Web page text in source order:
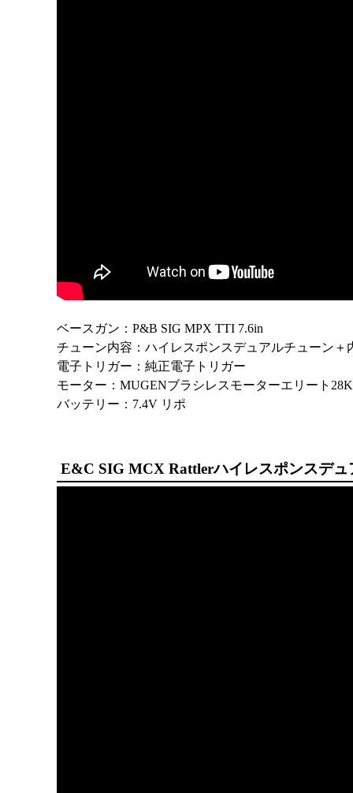
ベースガン：P&B SIG MPX TTI 7.6in
チューン内容：ハイレスポンスデュアルチューン＋
電子トリガー：純正電子トリガー
モーター：MUGENブラシレスモーターエリート28K
バッテリー：7.4V リポ
E&C SIG MCX Rattlerハイレスポンスデュ